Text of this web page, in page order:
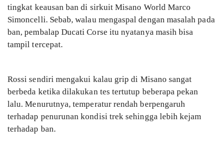
tingkat keausan ban di sirkuit Misano World Marco
Simoncelli. Sebab, walau mengaspal dengan masalah pada
ban, pembalap Ducati Corse itu nyatanya masih bisa
tampil tercepat.
Rossi sendiri mengakui kalau grip di Misano sangat
berbeda ketika dilakukan tes tertutup beberapa pekan
lalu. Menurutnya, temperatur rendah berpengaruh
terhadap penurunan kondisi trek sehingga lebih kejam
terhadap ban.